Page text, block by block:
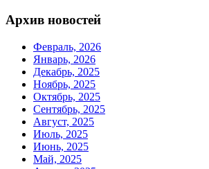
Архив новостей
Февраль, 2026
Январь, 2026
Декабрь, 2025
Ноябрь, 2025
Октябрь, 2025
Сентябрь, 2025
Август, 2025
Июль, 2025
Июнь, 2025
Май, 2025